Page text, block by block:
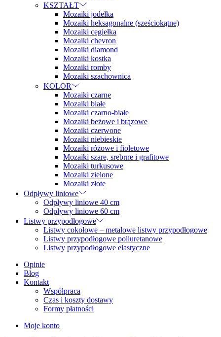
KSZTAŁT
Mozaiki jodełka
Mozaiki heksagonalne (sześciokątne)
Mozaiki cegiełka
Mozaiki chevron
Mozaiki diamond
Mozaiki kostka
Mozaiki romby
Mozaiki szachownica
KOLOR
Mozaiki czarne
Mozaiki białe
Mozaiki czarno-białe
Mozaiki beżowe i brązowe
Mozaiki czerwone
Mozaiki niebieskie
Mozaiki różowe i fioletowe
Mozaiki szare, srebrne i grafitowe
Mozaiki turkusowe
Mozaiki zielone
Mozaiki złote
Odpływy liniowe
Odpływy liniowe 40 cm
Odpływy liniowe 60 cm
Listwy przypodłogowe
Listwy cokołowe – metalowe listwy przypodłogowe
Listwy przypodłogowe poliuretanowe
Listwy przypodłogowe elastyczne
Opinie
Blog
Kontakt
Współpraca
Czas i koszty dostawy
Formy płatności
Moje konto